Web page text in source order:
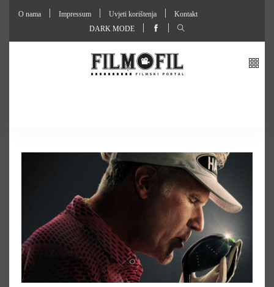
O nama Impressum Uvjeti korištenja
Kontakt
DARK MODE